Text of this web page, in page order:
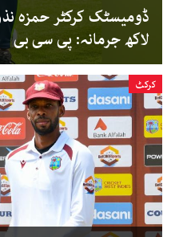
لاکھ جرمانہ: پی سی بی
کرکٹ